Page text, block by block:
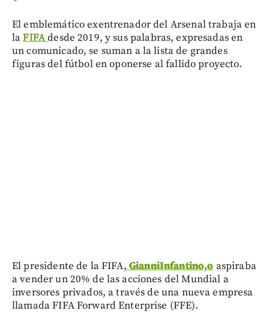
El emblemático exentrenador del Arsenal trabaja en
laFIFAdesde 2019, y sus palabras, expresadas en
un comunicado, se suman a la lista de grandes
figuras del fútbol en oponerse al fallido proyecto.
El presidente de la FIFA, GianniInfantino,o aspiraba
a vender un 20% de las acciones del Mundial a
inversores privados, a través de una nueva empresa
llamada FIFA Forward Enterprise (FFE).